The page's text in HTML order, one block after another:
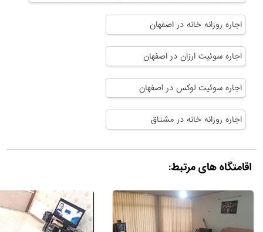
اجاره روزانه خانه در اصفهان
اجاره سوئیت ارزان در اصفهان
اجاره سوئیت لوکس در اصفهان
اجاره روزانه خانه در مشتاق
اقامتگاه های مرتبط: